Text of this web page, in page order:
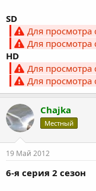
SD
Для просмотра
Для просмотра
HD
Для просмотра
Для просмотра
Chajka
Местный
19 Май 2012
6-я серия 2 сезон